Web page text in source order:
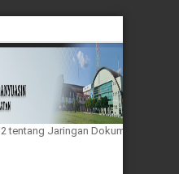
Jaringan Dokumentasi dan